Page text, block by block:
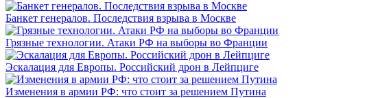
Банкет генералов. Последствия взрыва в Москве
Грязные технологии. Атаки РФ на выборы во Франции
Эскалация для Европы. Российский дрон в Лейпциге
Изменения в армии РФ: что стоит за решением Путина